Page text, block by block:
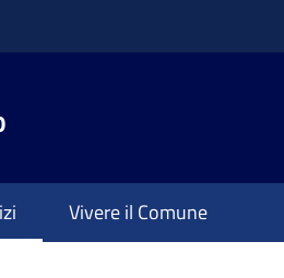
Vivere il Comune